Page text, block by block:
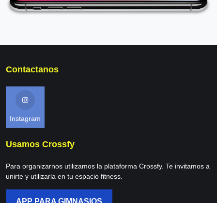
Contactanos
Instagram
Usamos Crossfy
Para organizarnos utilizamos la plataforma Crossfy. Te invitamos a
unirte y utilizarla en tu espacio fitness.